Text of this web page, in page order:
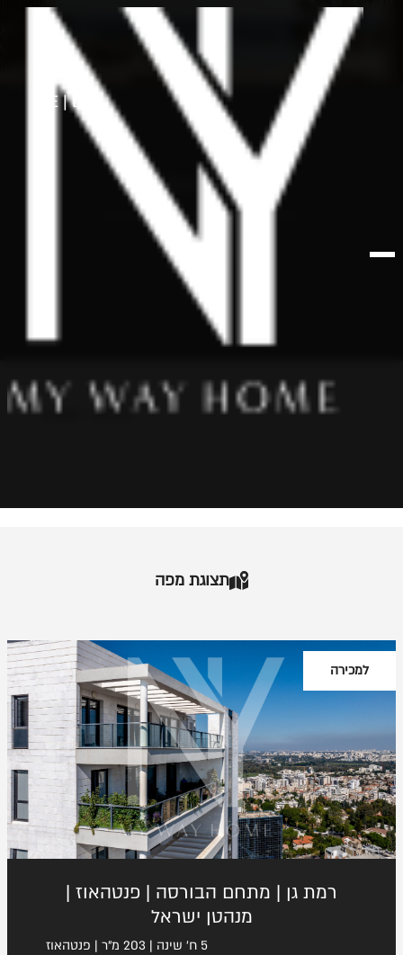
EN
HE
אודותינו
מיאמי
ירושלים
הרצליה
כפר שמריהו
רעננה
נתניה
צור קשר
פרויקטים מומלצים
דף בית רמת גן
תצוגת מפה
למכירה
רמת גן | מתחם הבורסה | פנטהאוז |
מנהטן ישראל
5 ח' שינה | 203 מ"ר | פנטהאוז